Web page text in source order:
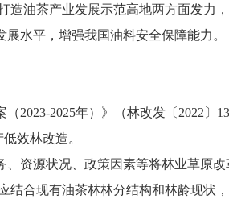
油茶产业发展示范高地两方面发力
水平，增强我国油料安全保障能力。
2023-2025年）》（林改发〔2022〕
效林改造。
资源状况、政策因素等将林业草原
合现有油茶林林分结构和林龄现状